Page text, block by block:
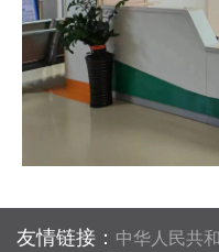
友情链接： 中华人民共